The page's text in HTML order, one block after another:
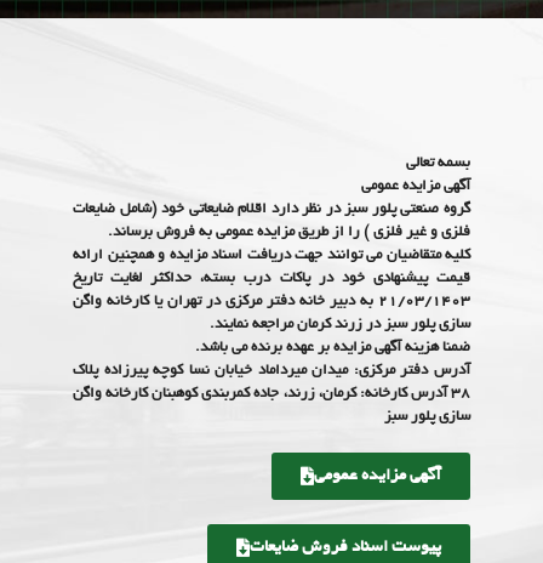
بسمه تعالی
آگهی مزایده عمومی
گروه صنعتی پلور سبز در نظر دارد اقلام ضایعاتی خود (شامل ضایعات
فلزی و غیر فلزی ) را از طریق مزایده عمومی به فروش برساند.
کلیه متقاضیان می توانند جهت دریافت اسناد مزایده و همچنین ارائه
قیمت پیشنهادی خود در پاکات درب بسته، حداکثر لغایت تاریخ
۲۱/۰۳/۱۴۰۳ به دبیر خانه دفتر مرکزی در تهران یا کارخانه واگن
سازی پلور سبز در زرند کرمان مراجعه نمایند.
ضمنا هزینه آگهی مزایده بر عهده برنده می باشد.
آدرس دفتر مرکزی: میدان میرداماد خیابان نسا کوچه پیرزاده پلاک
۳۸ آدرس کارخانه: کرمان، زرند، جاده کمربندی کوهبنان کارخانه واگن
سازی پلور سبز
آگهی مزایده عمومی
پیوست اسناد فروش ضایعات